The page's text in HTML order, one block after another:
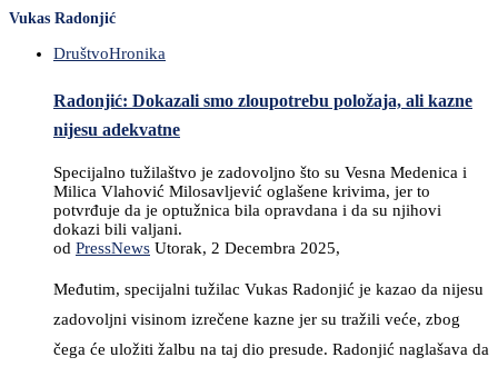
Vukas Radonjić
DruštvoHronika
Radonjić: Dokazali smo zloupotrebu položaja, ali kazne
nijesu adekvatne
Specijalno tužilaštvo je zadovoljno što su Vesna Medenica i
Milica Vlahović Milosavljević oglašene krivima, jer to
potvrđuje da je optužnica bila opravdana i da su njihovi
dokazi bili valjani.
od PressNews Utorak, 2 Decembra 2025,
Međutim, specijalni tužilac Vukas Radonjić je kazao da nijesu
zadovoljni visinom izrečene kazne jer su tražili veće, zbog
čega će uložiti žalbu na taj dio presude. Radonjić naglašava da